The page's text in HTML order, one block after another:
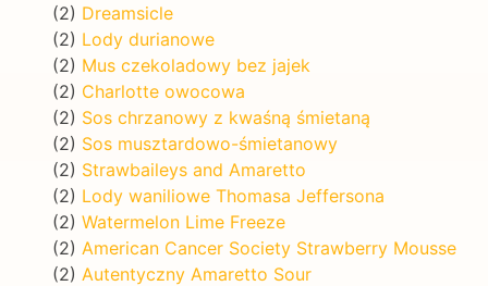
(2) Dreamsicle
(2) Lody durianowe
(2) Mus czekoladowy bez jajek
(2) Charlotte owocowa
(2) Sos chrzanowy z kwaśną śmietaną
(2) Sos musztardowo-śmietanowy
(2) Strawbaileys and Amaretto
(2) Lody waniliowe Thomasa Jeffersona
(2) Watermelon Lime Freeze
(2) American Cancer Society Strawberry Mousse
(2) Autentyczny Amaretto Sour